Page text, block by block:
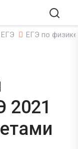
ЕГЭ по физике
2021